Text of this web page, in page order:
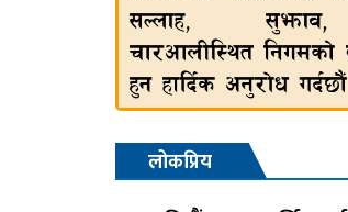
लोकप्रिय